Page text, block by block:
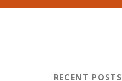
RECENT POSTS